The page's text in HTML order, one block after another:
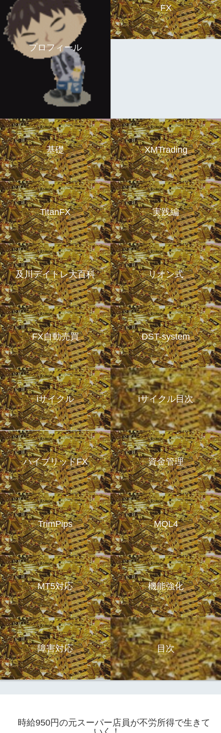
プロフィール
FX
基礎 XMTrading
TitanFX 実践編
及川デイトレ大百科 リオン式
FX自動売買 DST-system
iサイクル iサイクル目次
ハイブリッドFX 資金管理
TrimPips MQL4
MT5対応 機能強化
障害対応 目次
時給950円の元スーパー店員が不労所得で生きて